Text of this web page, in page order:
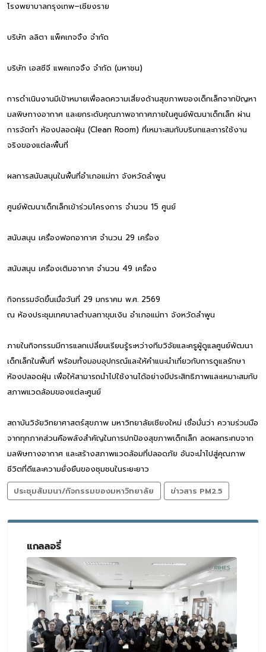
โรงพยาบาลกรุงเทพ–เชียงราย
บริษัท ลลิตา แพ็คเกจจิ้ง จำกัด
บริษัท เอสซีจี แพคเกจจิ้ง จำกัด (มหาชน)
การดำเนินงานมีเป้าหมายเพื่อลดความเสี่ยงด้านสุขภาพของเด็กเล็กจากปัญหา
มลพิษทางอากาศ และยกระดับคุณภาพอากาศภายในศูนย์พัฒนาเด็กเล็ก ผ่าน
การจัดทำ ห้องปลอดฝุ่น (Clean Room) ที่เหมาะสมกับบริบทและการใช้งาน
จริงของแต่ละพื้นที่
ผลการสนับสนุนในพื้นที่อำเภอแม่ทา จังหวัดลำพูน
ศูนย์พัฒนาเด็กเล็กเข้าร่วมโครงการ จำนวน 15 ศูนย์
สนับสนุน เครื่องฟอกอากาศ จำนวน 29 เครื่อง
สนับสนุน เครื่องเติมอากาศ จำนวน 49 เครื่อง
กิจกรรมจัดขึ้นเมื่อวันที่ 29 มกราคม พ.ศ. 2569
ณ ห้องประชุมเทศบาลตำบลทาขุมเงิน อำเภอแม่ทา จังหวัดลำพูน
ภายในกิจกรรมมีการแลกเปลี่ยนเรียนรู้ระหว่างทีมวิจัยและครูผู้ดูแลศูนย์พัฒนา
เด็กเล็กในพื้นที่ พร้อมทั้งมอบอุปกรณ์และให้คำแนะนำเกี่ยวกับการดูแลรักษา
ห้องปลอดฝุ่น เพื่อให้สามารถนำไปใช้งานได้อย่างมีประสิทธิภาพและเหมาะสมกับ
สภาพแวดล้อมของแต่ละศูนย์
สถาบันวิจัยวิทยาศาสตร์สุขภาพ มหาวิทยาลัยเชียงใหม่ เชื่อมั่นว่า ความร่วมมือ
จากทุกภาคส่วนคือพลังสำคัญในการปกป้องสุขภาพเด็กเล็ก ลดผลกระทบจาก
มลพิษทางอากาศ และสร้างสภาพแวดล้อมที่ปลอดภัย อันจะนำไปสู่คุณภาพ
ชีวิตที่ดีและความยั่งยืนของชุมชนในระยะยาว
ประชุมสัมมนา/กิจกรรมของมหาวิทยาลัย
ข่าวสาร PM2.5
แกลลอรี่